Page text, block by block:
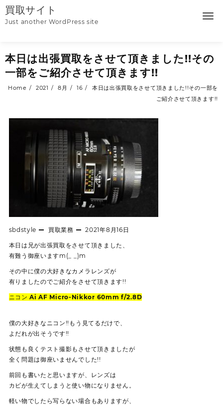
Skip
to
content
買取サイト
Just another WordPress site
本日は出張買取をさせて頂きました!!その
一部をご紹介させて頂きます!!
Home 2021 8月 16
本日は出張買取をさせて頂きました!!その一部を
ご紹介させて頂きます!!
sbdstyle 買取業務 2021年8月16日
本日は兄が出張買取をさせて頂きました、
有難う御座いますm(_ _)m
その中に僕の大好きなカメラレンズが
有りましたのでご紹介をさせて頂きます!!
ニコン Ai AF Micro-Nikkor 60mm f/2.8D
僕の大好きなニコン!!もう見てるだけで、
よだれが出そうです!!
状態も良くテスト撮影もさせて頂きましたが
全く問題は御座いませんでした!!
前回も書いたと思いますが、レンズは
カビが生えてしまうと使い物になりません。
軽い物でしたら写らない場合もありますが、